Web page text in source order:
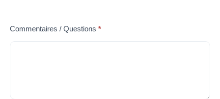
Commentaires / Questions *